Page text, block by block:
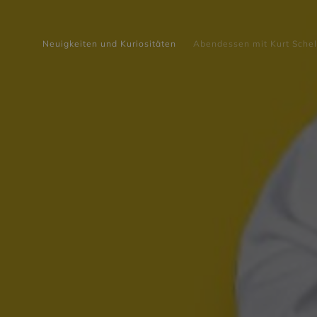
Neuigkeiten und Kuriositäten Abendessen mit Kurt